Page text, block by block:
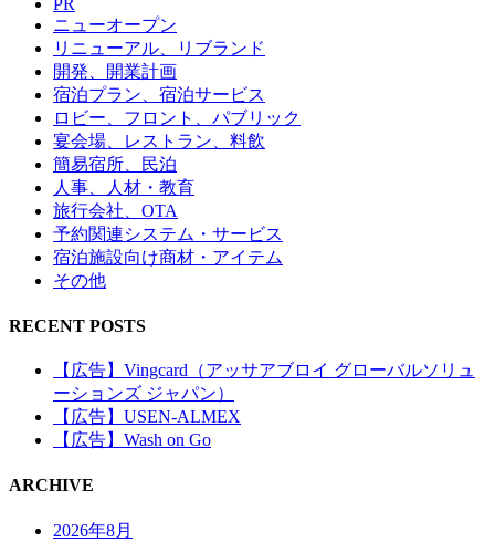
ニューオープン
リニューアル、リブランド
開発、開業計画
宿泊プラン、宿泊サービス
ロビー、フロント、パブリック
宴会場、レストラン、料飲
簡易宿所、民泊
人事、人材・教育
旅行会社、OTA
予約関連システム・サービス
宿泊施設向け商材・アイテム
その他
RECENT POSTS
【広告】Vingcard（アッサアブロイ グローバルソリュ
ーションズ ジャパン）
【広告】USEN-ALMEX
【広告】Wash on Go
ARCHIVE
2026年8月